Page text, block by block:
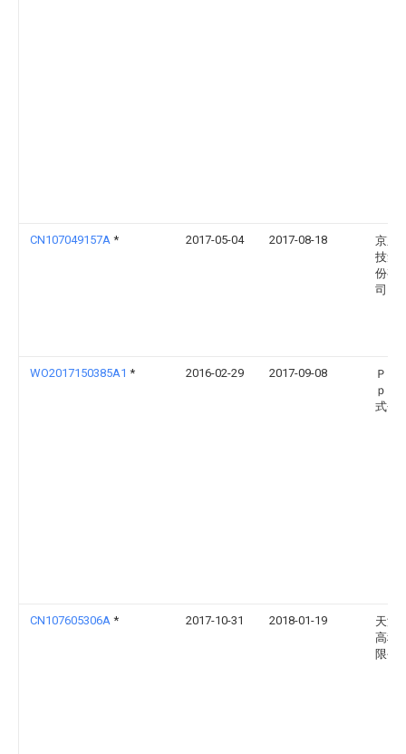
CN107049157A * 2017-05-04 2017-08-18
京东
技集
份有
司
WO2017150385A1 * 2016-02-29 2017-09-08
ＰＶ
ｐａ
式会
CN107605306A * 2017-10-31 2018-01-19
天津
高科
限公